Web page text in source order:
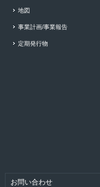
地図
事業計画/事業報告
定期発行物
お問い合わせ